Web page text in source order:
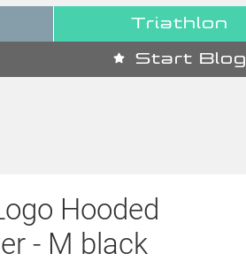
Triathlon
Start Blog
Hooded
- M black